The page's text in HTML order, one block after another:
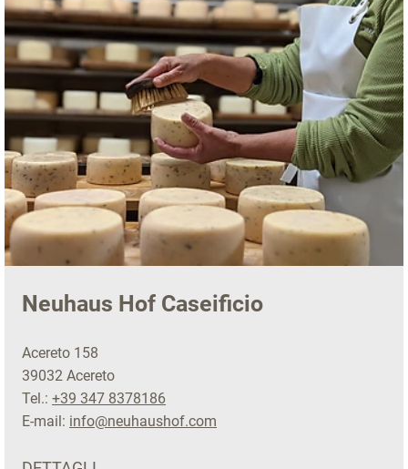
Neuhaus Hof Caseificio
Acereto 158
39032 Acereto
Tel.: +39 347 8378186
E-mail: info@neuhaushof.com